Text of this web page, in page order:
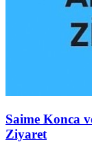
Saime Konca
Ziyaret